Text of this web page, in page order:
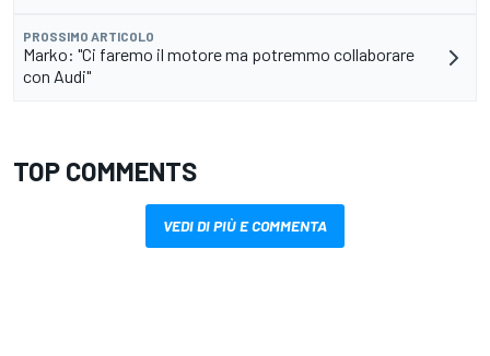
PROSSIMO ARTICOLO
Marko: "Ci faremo il motore ma potremmo collaborare
con Audi"
TOP COMMENTS
VEDI DI PIÙ E COMMENTA